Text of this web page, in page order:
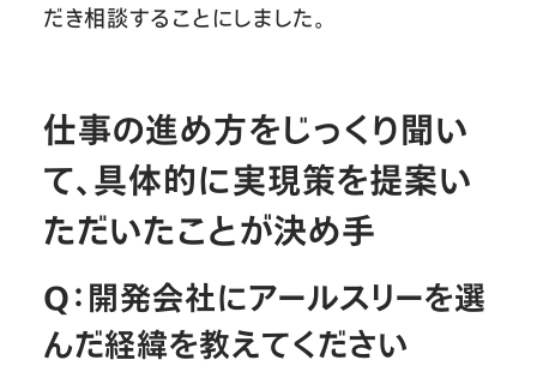
だき相談することにしました。
仕事の進め方をじっくり聞い
て、具体的に実現策を提案い
ただいたことが決め手
Q：開発会社にアールスリーを選
んだ経緯を教えてください